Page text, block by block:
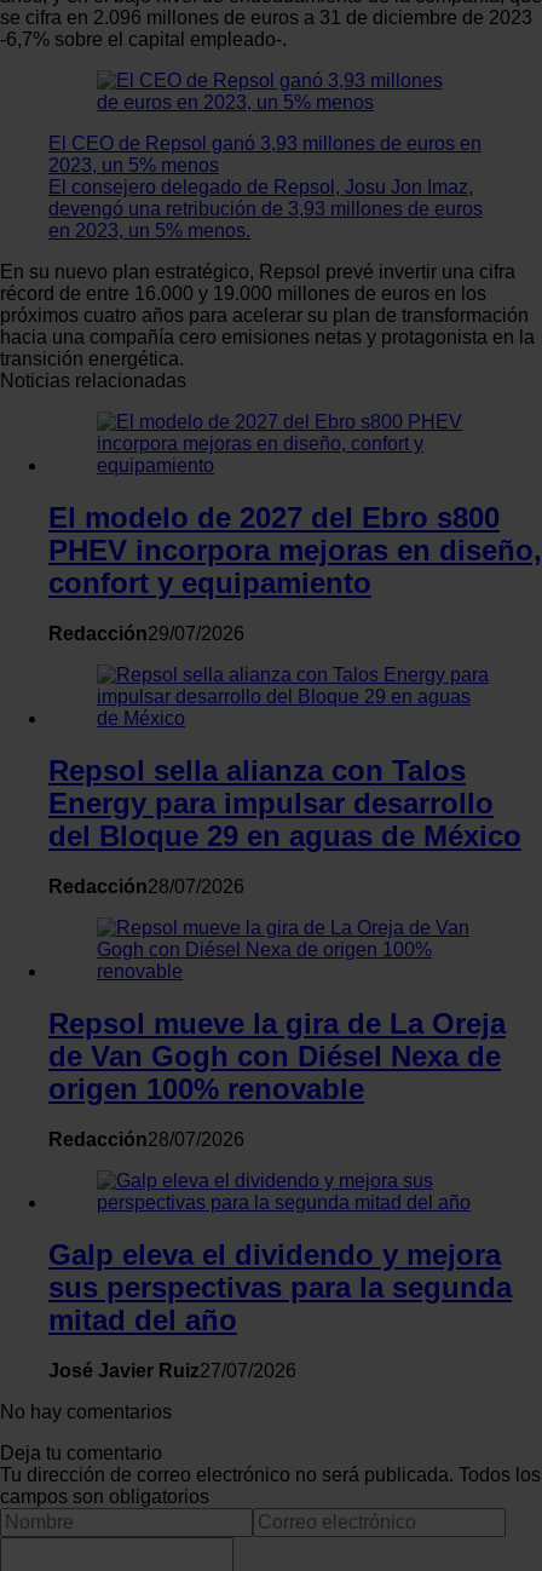
se cifra en 2.096 millones de euros a 31 de diciembre de 2023
-6,7% sobre el capital empleado-.
El CEO de Repsol ganó 3,93 millones de euros en
2023, un 5% menos
El consejero delegado de Repsol, Josu Jon Imaz,
devengó una retribución de 3,93 millones de euros
en 2023, un 5% menos.
En su nuevo plan estratégico, Repsol prevé invertir una cifra
récord de entre 16.000 y 19.000 millones de euros en los
próximos cuatro años para acelerar su plan de transformación
hacia una compañía cero emisiones netas y protagonista en la
transición energética.
Noticias relacionadas
El modelo de 2027 del Ebro s800
PHEV incorpora mejoras en diseño,
confort y equipamiento
Redacción29/07/2026
Repsol sella alianza con Talos
Energy para impulsar desarrollo
del Bloque 29 en aguas de México
Redacción28/07/2026
Repsol mueve la gira de La Oreja
de Van Gogh con Diésel Nexa de
origen 100% renovable
Redacción28/07/2026
Galp eleva el dividendo y mejora
sus perspectivas para la segunda
mitad del año
José Javier Ruiz27/07/2026
No hay comentarios
Deja tu comentario
Tu dirección de correo electrónico no será publicada. Todos los
campos son obligatorios